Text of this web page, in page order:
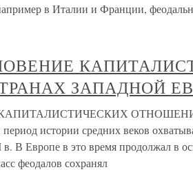
в Италии и Франции,
ЗАПАДНОЙ
КАПИТАЛИСТИЧЕСКИХ
истории средних веков
В Европе в это время продолжал в
феодалов сохранял